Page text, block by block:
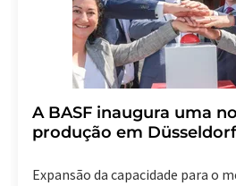
A BASF inaugura uma
produção em
Expansão da capacidade para o